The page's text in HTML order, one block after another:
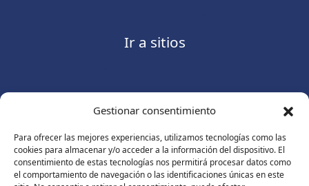
Gestionar consentimiento
Para ofrecer las mejores experiencias, utilizamos tecnologías como las
cookies para almacenar y/o acceder a la información del dispositivo. El
consentimiento de estas tecnologías nos permitirá procesar datos como
el comportamiento de navegación o las identificaciones únicas en este
Ir a sitios
Contáctanos